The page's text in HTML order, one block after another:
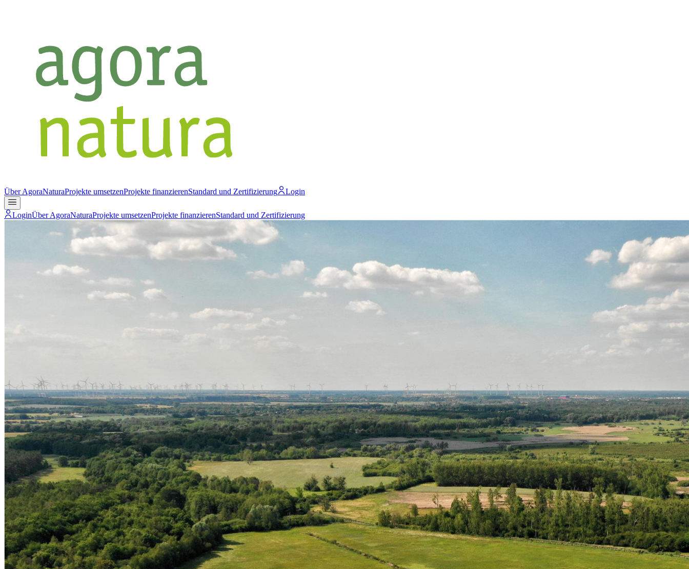
Über AgoraNaturaProjekte umsetzenProjekte finanzierenStandard und Zertifizierung Login
LoginÜber AgoraNaturaProjekte umsetzenProjekte finanzierenStandard und Zertifizierung